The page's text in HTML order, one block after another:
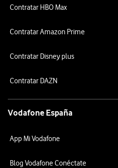
Contratar HBO Max
Contratar Amazon Prime
Contratar Disney plus
Contratar DAZN
Vodafone España
App Mi Vodafone
Blog Vodafone Conéctate